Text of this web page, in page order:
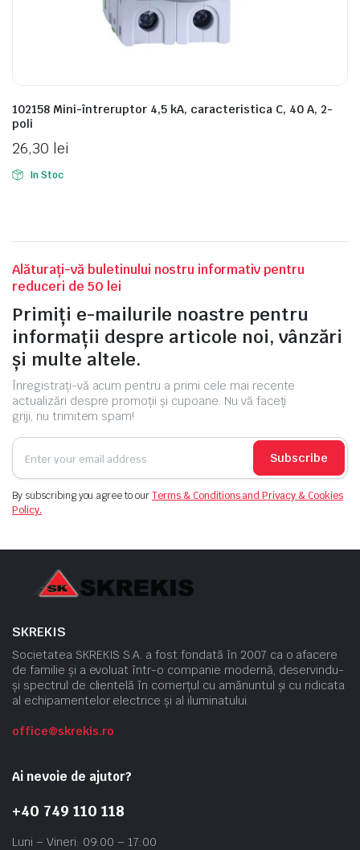
102158 Mini-întreruptor 4,5 kA, caracteristica C, 40 A, 2-
poli
26,30 lei
In Stoc
Alăturați-vă buletinului nostru informativ pentru
reduceri de 50 lei
Primiți e-mailurile noastre pentru
informații despre articole noi, vânzări
și multe altele.
Înregistrați-vă acum pentru a primi cele mai recente
actualizări despre promoții și cupoane. Nu vă faceți
griji, nu trimitem spam!
Subscribe
By subscribing you agree to ourTerms & Conditions and Privacy & Cookies
Policy.
SKREKIS
Societatea SKREKIS S.A. a fost fondată în 2007 ca o afacere
de familie și a evoluat într-o companie modernă, deservindu-
și spectrul de clientelă în comerțul cu amănuntul și cu ridicata
al echipamentelor electrice și al iluminatului.
office@skrekis.ro
Ai nevoie de ajutor?
+40 749 110 118
Luni – Vineri: 09:00 – 17:00